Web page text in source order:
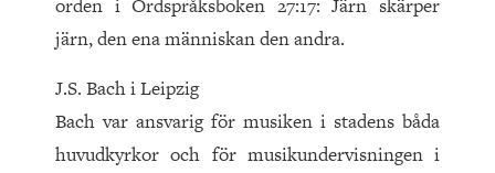
orden i Ordspråksboken 27:17: Järn skärper
järn, den ena människan den andra.
J.S. Bach i Leipzig
Bach var ansvarig för musiken i stadens båda
huvudkyrkor och för musikundervisningen i